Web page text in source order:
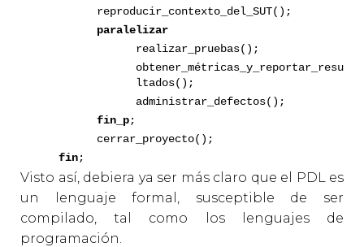
reproducir_contexto_del_SUT();
paralelizar
realizar_pruebas();
obtener_métricas_y_reportar_resu
ltados();
administrar_defectos();
fin_p;
cerrar_proyecto();
fin;
Visto así, debiera ya ser más claro que el PDL es
un lenguaje formal, susceptible de ser
compilado, tal como los lenguajes de
programación.